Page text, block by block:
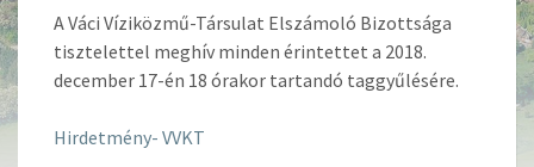
A Váci Víziközmű-Társulat Elszámoló Bizottsága
tisztelettel meghív minden érintettet a 2018.
december 17-én 18 órakor tartandó taggyűlésére.
Hirdetmény- VVKT